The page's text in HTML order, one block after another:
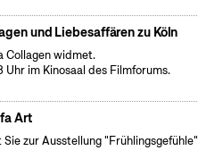
und Liebesaffären zu Köln
Collagen widmet.
im Kinosaal des Filmforums.
Art
zur Ausstellung "Frühlingsgefühle"